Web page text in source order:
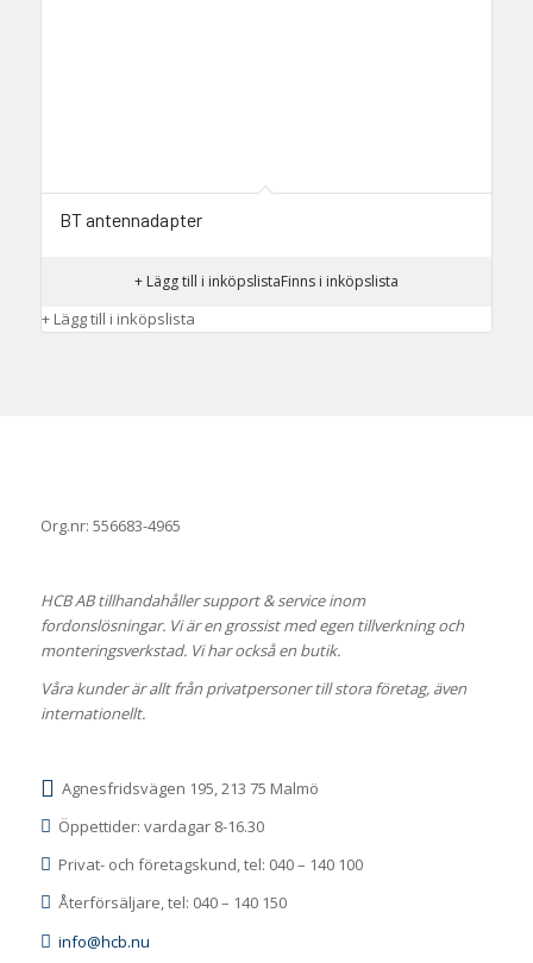
BT antennadapter
+ Lägg till i inköpslistaFinns i inköpslista
+ Lägg till i inköpslista
Org.nr: 556683-4965
HCB AB tillhandahåller support & service inom
fordonslösningar. Vi är en grossist med egen tillverkning och
monteringsverkstad. Vi har också en butik.
Våra kunder är allt från privatpersoner till stora företag, även
internationellt.
Agnesfridsvägen 195, 213 75 Malmö
Öppettider: vardagar 8-16.30
Privat- och företagskund, tel: 040 – 140 100
Återförsäljare, tel: 040 – 140 150
info@hcb.nu